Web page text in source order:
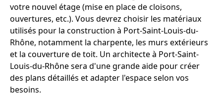
votre nouvel étage (mise en place de cloisons,
ouvertures, etc.). Vous devrez choisir les matériaux
utilisés pour la construction à Port-Saint-Louis-du-
Rhône, notamment la charpente, les murs extérieurs
et la couverture de toit. Un architecte à Port-Saint-
Louis-du-Rhône sera d'une grande aide pour créer
des plans détaillés et adapter l'espace selon vos
besoins.